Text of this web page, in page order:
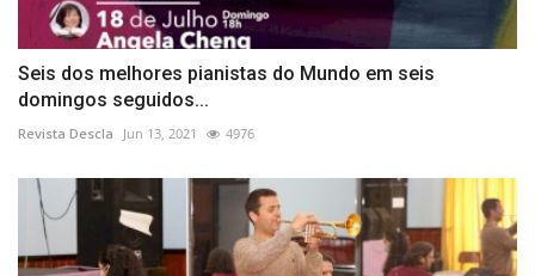
Seis dos melhores pianistas do Mundo em seis
domingos seguidos...
Revista Descla Jun 13, 2021 4976